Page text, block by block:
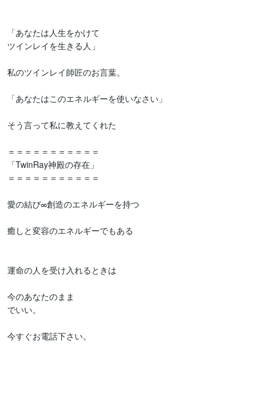
「あなたは人生をかけて
ツインレイを生きる人」
私のツインレイ師匠のお言葉。
「あなたはこのエネルギーを使いなさい」
そう言って私に教えてくれた
＝＝＝＝＝＝＝＝＝＝＝
「TwinRay神殿の存在」
＝＝＝＝＝＝＝＝＝＝＝
愛の結び∞創造のエネルギーを持つ
癒しと変容のエネルギーでもある
運命の人を受け入れるときは
今のあなたのまま
でいい。
今すぐお電話下さい。